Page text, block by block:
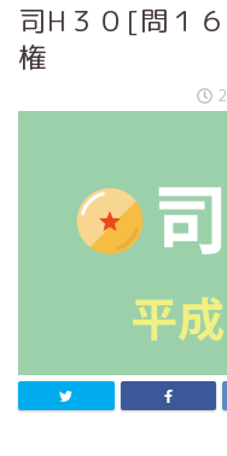
司H３０[問１
権